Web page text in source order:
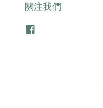
關注我們